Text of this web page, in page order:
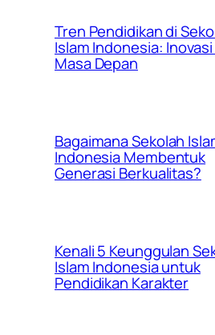
Tren Pendidikan di
Islam Indonesia:
Masa Depan
Bagaimana Sekolah
Indonesia Membentuk
Generasi Berkualitas?
Kenali 5 Keunggulan
Islam Indonesia untuk
Pendidikan Karakter